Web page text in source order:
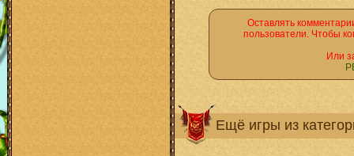
Оставлять
пользователи. Чтобы
Или
Ещё игры из